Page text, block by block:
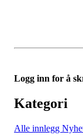
Logg inn for å
Kategori
Alle innlegg